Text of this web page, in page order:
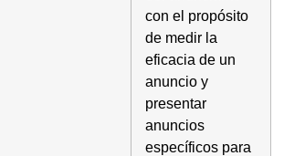
con el propósito
de medir la
eficacia de un
anuncio y
presentar
anuncios
específicos para